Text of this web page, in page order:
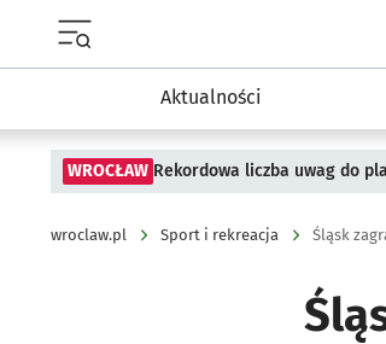
Aktualności
WROCŁAW Rekordowa liczba uwag do
wroclaw.pl Sport i rekreacja Śląsk